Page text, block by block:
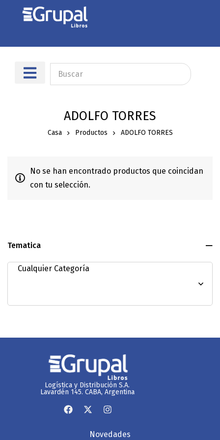
ADOLFO TORRES
Casa Productos ADOLFO TORRES
Tematica
No se han encontrado productos que coincidan
con tu selección.
Logística y Distribución S.A.
Lavardén 145. CABA, Argentina
Novedades